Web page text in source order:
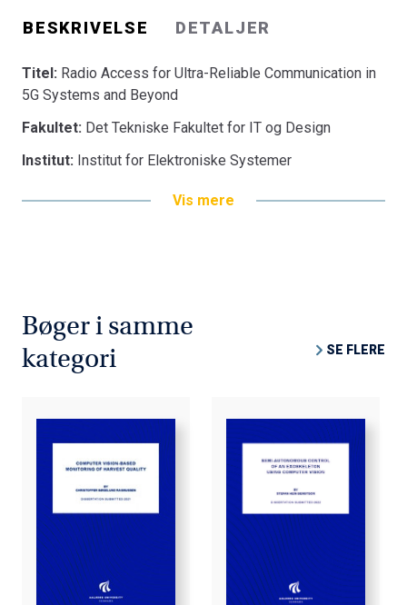
BESKRIVELSE DETALJER
Titel: Radio Access for Ultra-Reliable Communication in
5G Systems and Beyond
Fakultet: Det Tekniske Fakultet for IT og Design
Institut: Institut for Elektroniske Systemer
Vis mere
Bøger i samme
kategori
SE FLERE